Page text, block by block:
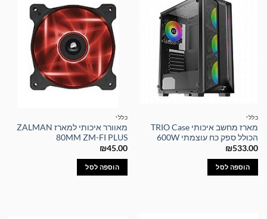
כללי
מארז מחשב איכותי TRIO Case
הכולל ספק כח עוצמתי 600W
₪533.00
הוספה לסל
כללי
מאוורר איכותי למארז ZALMAN
80MM ZM-FI PLUS
₪45.00
הוספה לסל